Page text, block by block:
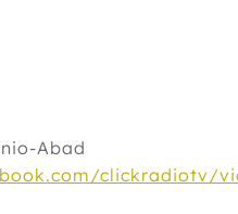
Abad
clickradiotv/